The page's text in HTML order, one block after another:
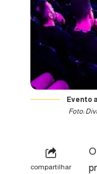
Evento
Foto:
compartilhar
O